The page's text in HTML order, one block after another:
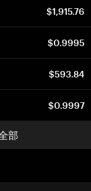
$1,915.76
$0.9995
$593.84
$0.9997
部